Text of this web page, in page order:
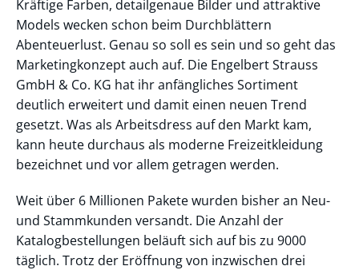
Kräftige Farben, detailgenaue Bilder und attraktive
Models wecken schon beim Durchblättern
Abenteuerlust. Genau so soll es sein und so geht das
Marketingkonzept auch auf. Die Engelbert Strauss
GmbH & Co. KG hat ihr anfängliches Sortiment
deutlich erweitert und damit einen neuen Trend
gesetzt. Was als Arbeitsdress auf den Markt kam,
kann heute durchaus als moderne Freizeitkleidung
bezeichnet und vor allem getragen werden.
Weit über 6 Millionen Pakete wurden bisher an Neu-
und Stammkunden versandt. Die Anzahl der
Katalogbestellungen beläuft sich auf bis zu 9000
täglich. Trotz der Eröffnung von inzwischen drei